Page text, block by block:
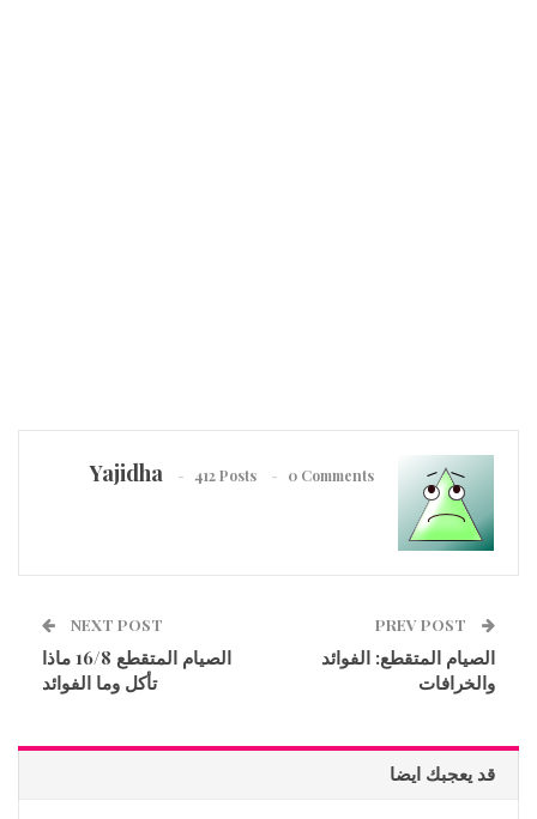
Yajidha 412 Posts 0 Comments
الصيام المتقطع: الفوائد
والخرافات
NEXT POST
الصيام المتقطع 16/8 ماذا
تأكل وما الفوائد
قد يعجبك ايضا